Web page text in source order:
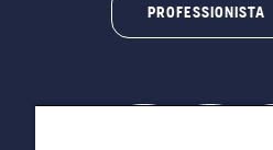
PROFESSIONISTA